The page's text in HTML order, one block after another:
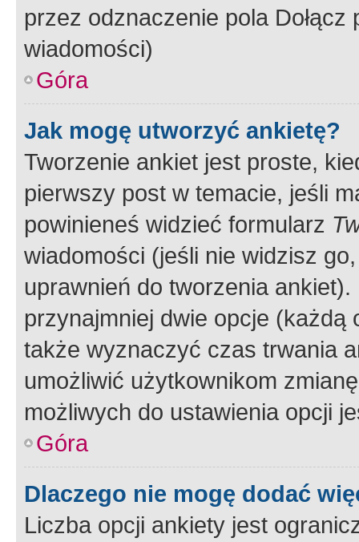
przez odznaczenie pola
wiadomości)
Góra
Jak mogę utworzyć ankietę?
Tworzenie ankiet jest proste,
pierwszy post w temacie, jeśli
powinieneś widzieć formularz
wiadomości (jeśli nie widzisz
uprawnień do tworzenia
przynajmniej dwie opcje
także wyznaczyć czas trwania
umożliwić użytkownikom
możliwych do ustawienia opcji
Góra
Dlaczego nie mogę dodać
Liczba opcji ankiety jest